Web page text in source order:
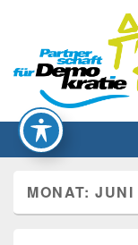
MONAT:JUNI